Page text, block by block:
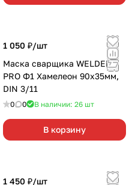
1 050 ₽/шт
Маска сварщика WELDER
PRO Ф1 Хамелеон 90x35мм,
DIN 3/11
0 0 В наличии: 26 шт
В корзину
1 450 ₽/шт